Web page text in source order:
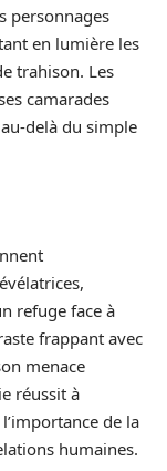
personnages
en lumière les
trahison. Les
camarades
delà du simple
refuge face à
frappant avec
menace
réussit à
de la
humaines.